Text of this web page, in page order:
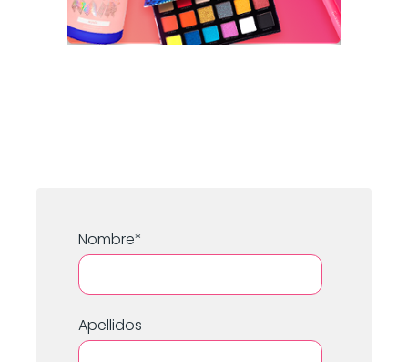
Nombre*
Apellidos